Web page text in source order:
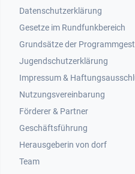
Datenschutzerklärung
Gesetze im Rundfunkbereich
Grundsätze der
Jugendschutzerklärung
Impressum &
Nutzungsvereinbarung
Footer 2
Förderer & Partner
Geschäftsführung
Herausgeberin von dorf
Team